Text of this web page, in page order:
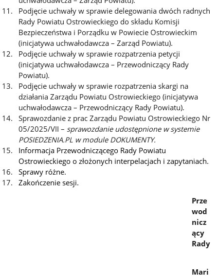
Podjęcie uchwały w sprawie delegowania dwóch radnych
Rady Powiatu Ostrowieckiego do składu Komisji
Bezpieczeństwa i Porządku w Powiecie Ostrowieckim
(inicjatywa uchwałodawcza – Zarząd Powiatu).
Podjęcie uchwały w sprawie rozpatrzenia petycji
(inicjatywa uchwałodawcza – Przewodniczący Rady
Powiatu).
Podjęcie uchwały w sprawie rozpatrzenia skargi na
działania Zarządu Powiatu Ostrowieckiego (inicjatywa
uchwałodawcza – Przewodniczący Rady Powiatu).
Sprawozdanie z prac Zarządu Powiatu Ostrowieckiego Nr
05/2025/VII – sprawozdanie udostępnione w systemie
POSIEDZENIA.PL w module DOKUMENTY.
Informacja Przewodniczącego Rady Powiatu
Ostrowieckiego o złożonych interpelacjach i zapytaniach.
Sprawy różne.
Zakończenie sesji.
Prze
wod
nicz
ący
Rady
Mari